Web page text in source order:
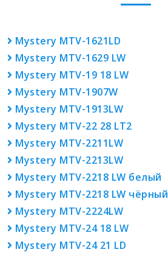
Mystery MTV-1621LD
Mystery MTV-1629 LW
Mystery MTV-19 18 LW
Mystery MTV-1907W
Mystery MTV-1913LW
Mystery MTV-22 28 LT2
Mystery MTV-2211LW
Mystery MTV-2213LW
Mystery MTV-2218 LW белый
Mystery MTV-2218 LW чёрный
Mystery MTV-2224LW
Mystery MTV-24 18 LW
Mystery MTV-24 21 LD